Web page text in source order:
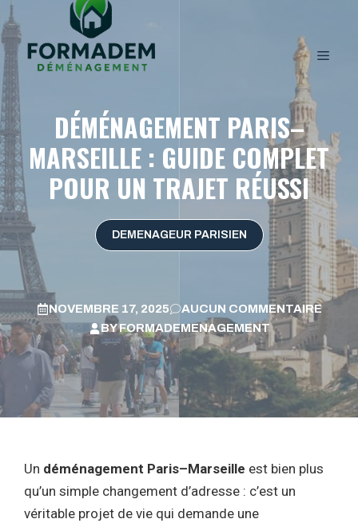
DÉMÉNAGEMENT PARIS–
MARSEILLE : GUIDE COMPLET
POUR UN TRAJET RÉUSSI
DEMENAGEUR PARISIEN
NOVEMBRE 17, 2025
AUCUN COMMENTAIRE
BYFORMADEMENAGEMENT
Un déménagement Paris–Marseille est bien plus
qu’un simple changement d’adresse : c’est un
véritable projet de vie qui demande une